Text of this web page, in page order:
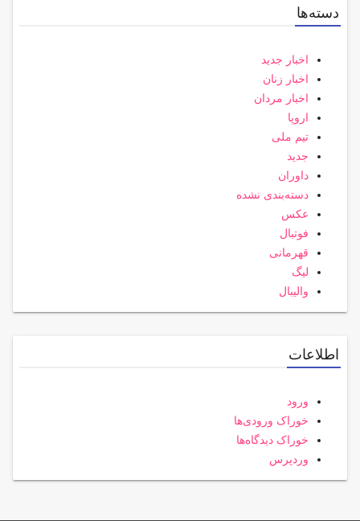
دسته‌ها
اخبار جدید
اخبار زنان
اخبار مردان
اروپا
تیم ملی
جدید
داوران
دسته‌بندی نشده
عکس
فوتبال
قهرمانی
لیگ
والیبال
اطلاعات
ورود
خوراک ورودی‌ها
خوراک دیدگاه‌ها
وردپرس